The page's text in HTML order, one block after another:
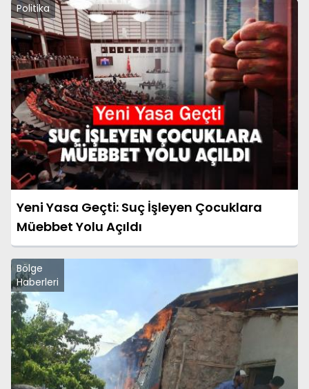
Politika
Yeni Yasa Geçti: Suç İşleyen Çocuklara
Müebbet Yolu Açıldı
Bölge
Haberleri